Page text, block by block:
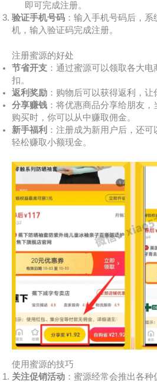
即可完成注册。
验证手机号码 ：输入手机号码后，
机，输入验证码完成注册。
注册蜜源的好处
节省开支 ：通过蜜源可以领取各大
扣。
返利奖励 ：购物后可以获得返利，让
分享赚钱 ：将优惠商品分享给朋友
购买时，你可以从中赚取佣金。
新手福利 ：注册成为新用户后，还可
轻松赚取小额现金。
使用蜜源的技巧
关注促销活动 ：蜜源经常会推出各